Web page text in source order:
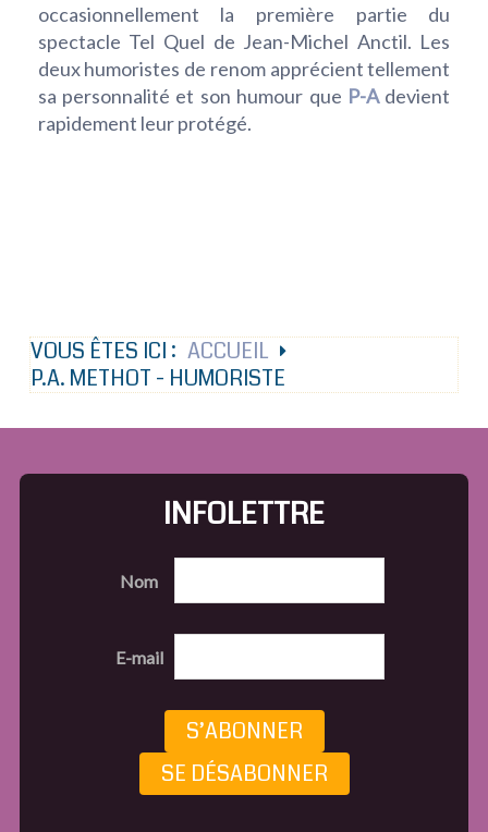
occasionnellement la première partie du
spectacle Tel Quel de Jean-Michel Anctil. Les
deux humoristes de renom apprécient tellement
sa personnalité et son humour que P-A devient
rapidement leur protégé.
VOUS ÊTES ICI : ACCUEIL
P.A. METHOT - HUMORISTE
INFOLETTRE
Nom
E-mail
S’ABONNER
SE DÉSABONNER